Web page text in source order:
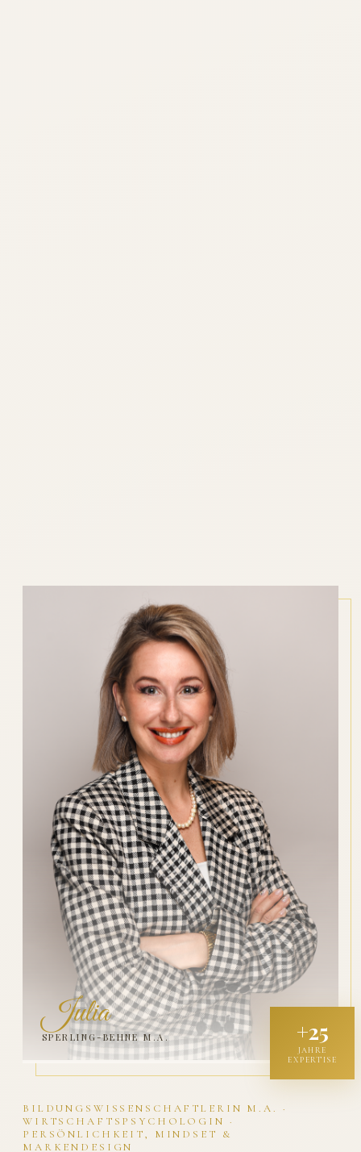
BILDUNGSWISSENSCHAFTLERIN M.A. ·
WIRTSCHAFTSPSYCHOLOGIN ·
PERSÖNLICHKEIT, MINDSET &
MARKENDESIGN
Julia
SPERLING-BEHNE M.A. +25
JAHRE
EXPERTISE